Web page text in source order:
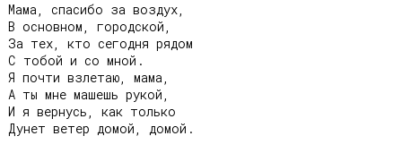
Мама, спасибо за воздух,
В основном, городской,
За тех, кто сегодня рядом
С тобой и со мной.
Я почти взлетаю, мама,
А ты мне машешь рукой,
И я вернусь, как только
Дунет ветер домой, домой.